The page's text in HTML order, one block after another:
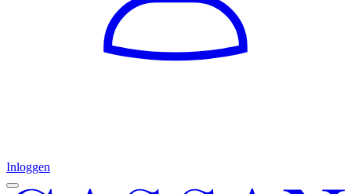
Inloggen